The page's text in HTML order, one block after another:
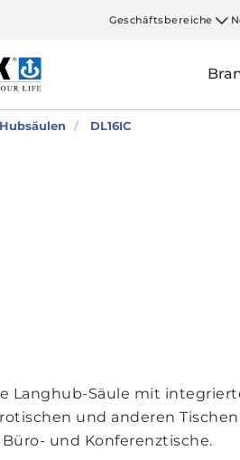
Geschäftsbereiche
Hubsäulen DL16IC
Langhub-Säule mit
und anderen
und Konferenztische.